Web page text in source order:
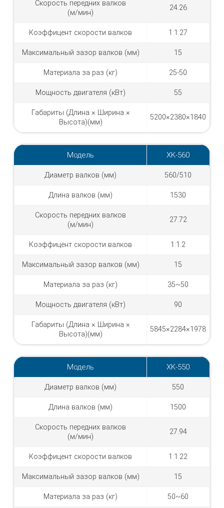
Скорость передних валков
(м/мин)
24.26
Коэффицент скорости валков 1:1.27
Максимальный зазор валков (мм) 15
Материала за раз (кг) 25-50
Мощность двигателя (кВт) 55
Габариты (Длина × Ширина ×
Высота)(мм)
5200×2380×1840
Модель XK-560
Диаметр валков (мм) 560/510
Длина валков (мм) 1530
Скорость передних валков
(м/мин)
27.72
Коэффицент скорости валков 1:1.2
Максимальный зазор валков (мм) 15
Материала за раз (кг) 35~50
Мощность двигателя (кВт) 90
Габариты (Длина × Ширина ×
Высота)(мм)
5845×2284×1978
Модель XK-550
Диаметр валков (мм) 550
Длина валков (мм) 1500
Скорость передних валков
(м/мин)
27.94
Коэффицент скорости валков 1:1.22
Максимальный зазор валков (мм) 15
Материала за раз (кг) 50~60